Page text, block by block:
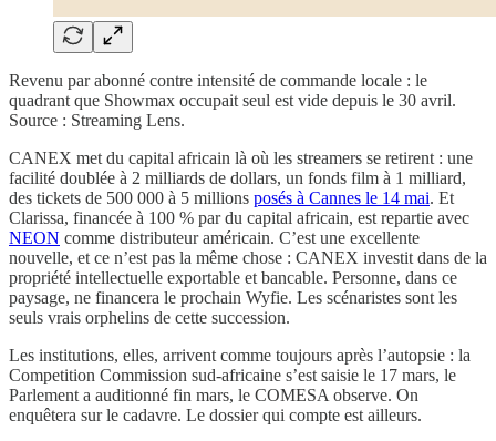
Revenu par abonné contre intensité de commande locale : le
quadrant que Showmax occupait seul est vide depuis le 30 avril.
Source : Streaming Lens.
CANEX met du capital africain là où les streamers se retirent : une
facilité doublée à 2 milliards de dollars, un fonds film à 1 milliard,
des tickets de 500 000 à 5 millions posés à Cannes le 14 mai. Et
Clarissa, financée à 100 % par du capital africain, est repartie avec
NEON comme distributeur américain. C’est une excellente
nouvelle, et ce n’est pas la même chose : CANEX investit dans de la
propriété intellectuelle exportable et bancable. Personne, dans ce
paysage, ne financera le prochain Wyfie. Les scénaristes sont les
seuls vrais orphelins de cette succession.
Les institutions, elles, arrivent comme toujours après l’autopsie : la
Competition Commission sud-africaine s’est saisie le 17 mars, le
Parlement a auditionné fin mars, le COMESA observe. On
enquêtera sur le cadavre. Le dossier qui compte est ailleurs.